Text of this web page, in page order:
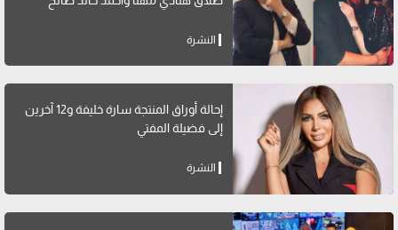
النشرة
إحالة أوراق المنتجة سارة خليفة و12 آخرين
إلى فضيلة المفتي
النشرة